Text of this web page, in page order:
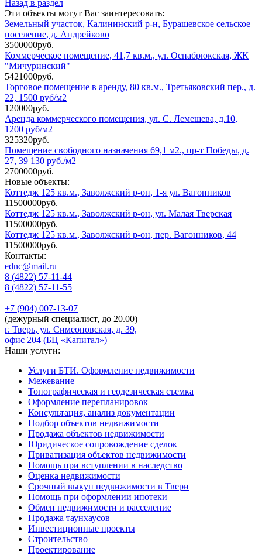
Назад в раздел
Эти объекты могут Вас заинтересовать:
Земельный участок, Калининский р-н, Бурашевское сельское
поселение, д. Андрейково
3500000руб.
Коммерческое помещение, 41,7 кв.м., ул. Оснабрюкская, ЖК
"Мичуринский"
5421000руб.
Торговое помещение в аренду, 80 кв.м., Третьяковский пер., д.
22, 1500 руб/м2
120000руб.
Аренда коммерческого помещения, ул. С. Лемешева, д.10,
1200 руб/м2
325320руб.
Помещение свободного назначения 69,1 м2., пр-т Победы, д.
27, 39 130 руб./м2
2700000руб.
Новые объекты:
Коттедж 125 кв.м., Заволжский р-он, 1-я ул. Вагонников
11500000руб.
Коттедж 125 кв.м., Заволжский р-он, ул. Малая Тверская
11500000руб.
Коттедж 125 кв.м., Заволжский р-он, пер. Вагонников, 44
11500000руб.
Контакты:
ednc@mail.ru
8 (4822) 57-11-44
8 (4822) 57-11-55
+7 (904) 007-13-07
(дежурный специалист, до 20.00)
г. Тверь, ул. Симеоновская, д. 39,
офис 204 (БЦ «Капитал»)
Наши услуги:
Услуги БТИ. Оформление недвижимости
Межевание
Топографическая и геодезическая съемка
Оформление перепланировок
Консультация, анализ документации
Подбор объектов недвижимости
Продажа объектов недвижимости
Юридическое сопровождение сделок
Приватизация объектов недвижимости
Помощь при вступлении в наследство
Оценка недвижимости
Срочный выкуп недвижимости в Твери
Помощь при оформлении ипотеки
Обмен недвижимости и расселение
Продажа таунхаусов
Инвестиционные проекты
Строительство
Проектирование